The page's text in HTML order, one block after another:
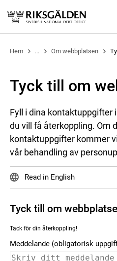
Hem ... Om webbplatsen
Tyck till om
Fyll i dina kontaktuppgifter
du vill få återkoppling. Om
kontaktuppgifter kommer
vår behandling av
Read in English
Tyck till om
Tack för din återkoppling!
Meddelande (obligatorisk